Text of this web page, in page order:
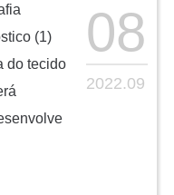
08
2022.09
(1)
do tecido